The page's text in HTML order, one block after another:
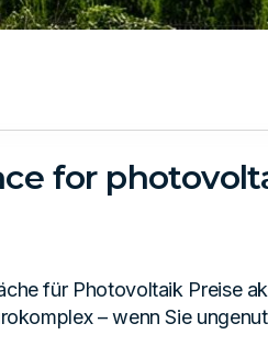
for
für Photovoltaik Preise
– wenn Sie